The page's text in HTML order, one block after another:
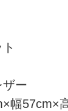
ザー
幅57cm×